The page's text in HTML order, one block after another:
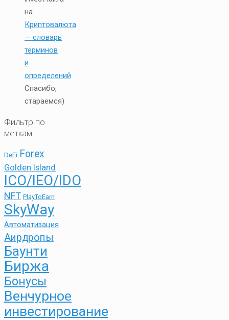
на
Криптовалюта
— словарь
терминов
и
определений
Спасибо,
стараемся)
Фильтр по
меткам
DeFi Forex
Golden Island
ICO/IEO/IDO
NFT PlayToEarn
SkyWay
Автоматизация
Аирдропы
Баунти
Биржа
Бонусы
Венчурное
инвестирование